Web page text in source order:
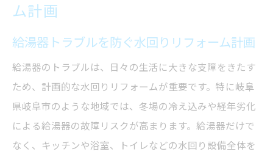
ム計画
給湯器トラブルを防ぐ水回りリフォーム計画
給湯器のトラブルは、日々の生活に大きな支障をきたす
ため、計画的な水回りリフォームが重要です。特に岐阜
県岐阜市のような地域では、冬場の冷え込みや経年劣化
による給湯器の故障リスクが高まります。給湯器だけで
なく、キッチンや浴室、トイレなどの水回り設備全体を